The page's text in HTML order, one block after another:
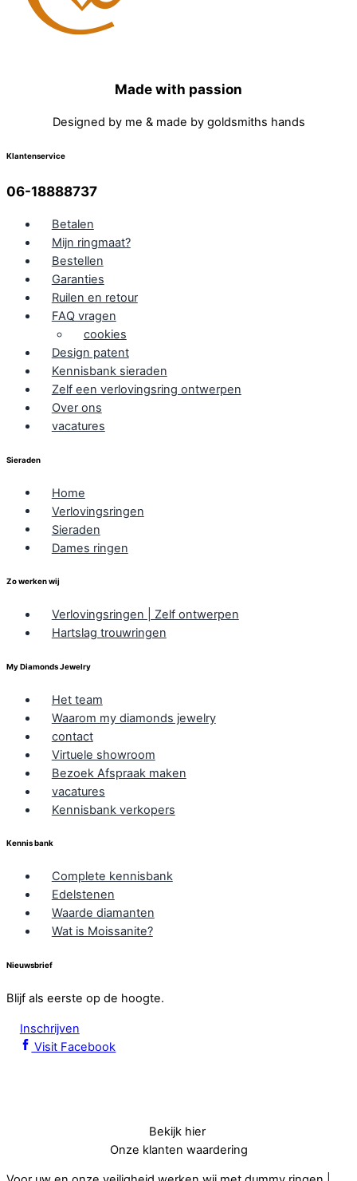
Made with passion
Designed by me & made by goldsmiths hands
Klantenservice
06-18888737
Betalen
Mijn ringmaat?
Bestellen
Garanties
Ruilen en retour
FAQ vragen
cookies
Design patent
Kennisbank sieraden
Zelf een verlovingsring ontwerpen
Over ons
vacatures
Sieraden
Home
Verlovingsringen
Sieraden
Dames ringen
Zo werken wij
Verlovingsringen | Zelf ontwerpen
Hartslag trouwringen
My Diamonds Jewelry
Het team
Waarom my diamonds jewelry
contact
Virtuele showroom
Bezoek Afspraak maken
vacatures
Kennisbank verkopers
Kennis bank
Complete kennisbank
Edelstenen
Waarde diamanten
Wat is Moissanite?
Nieuwsbrief
Blijf als eerste op de hoogte.
Inschrijven
Visit Facebook
Bekijk hier
Onze klanten waardering